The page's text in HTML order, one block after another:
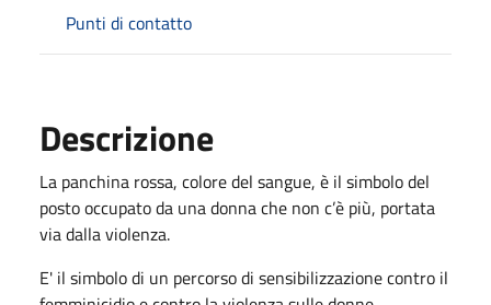
Punti di contatto
Descrizione
La panchina rossa, colore del sangue, è il simbolo del
posto occupato da una donna che non c’è più, portata
via dalla violenza.
E' il simbolo di un percorso di sensibilizzazione contro il